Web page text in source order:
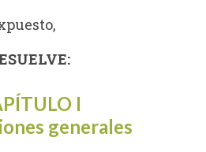
I
generales